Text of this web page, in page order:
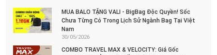
MUA BALO TẶNG VALI - BigBag Độc Quyền! Sốc
Chưa Từng Có Trong Lịch Sử Ngành Bag Tại Việt
Nam
30/05/2026
COMBO TRAVEL MAX & VELOCITY: Giá Gốc